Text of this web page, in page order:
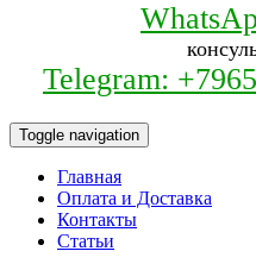
Telegram:
Toggle navigation
Главная
Оплата и Доставка
Контакты
Статьи